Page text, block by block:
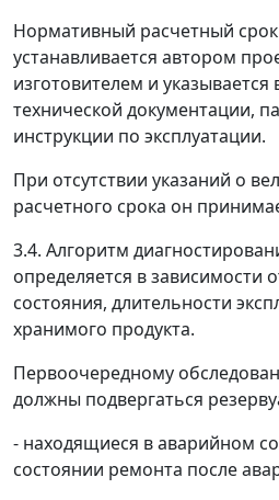
Нормативный расчетный
устанавливается автором
изготовителем и
технической документации,
инструкции по эксплуатации.
При отсутствии указаний о
расчетного срока он
3.4. Алгоритм
определяется в зависимости
состояния, длительности
хранимого продукта.
Первоочередному
должны подвергаться
- находящиеся в аварийном
состоянии ремонта после